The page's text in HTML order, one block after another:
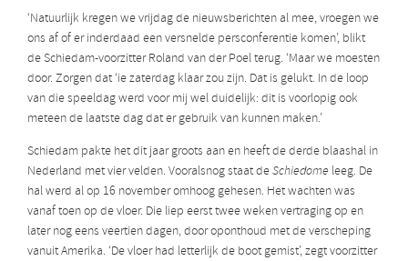
‘Natuurlijk kregen we vrijdag de nieuwsberichten al mee, vroegen we
ons af of er inderdaad een versnelde persconferentie komen’, blikt
de Schiedam-voorzitter Roland van der Poel terug. ‘Maar we moesten
door. Zorgen dat ‘ie zaterdag klaar zou zijn. Dat is gelukt. In de loop
van die speeldag werd voor mij wel duidelijk: dit is voorlopig ook
meteen de laatste dag dat er gebruik van kunnen maken.’
Schiedam pakte het dit jaar groots aan en heeft de derde blaashal in
Nederland met vier velden. Vooralsnog staat deSchiedome leeg. De
hal werd al op 16 november omhoog gehesen. Het wachten was
vanaf toen op de vloer. Die liep eerst twee weken vertraging op en
later nog eens veertien dagen, door oponthoud met de verscheping
vanuit Amerika. ‘De vloer had letterlijk de boot gemist’, zegt voorzitter